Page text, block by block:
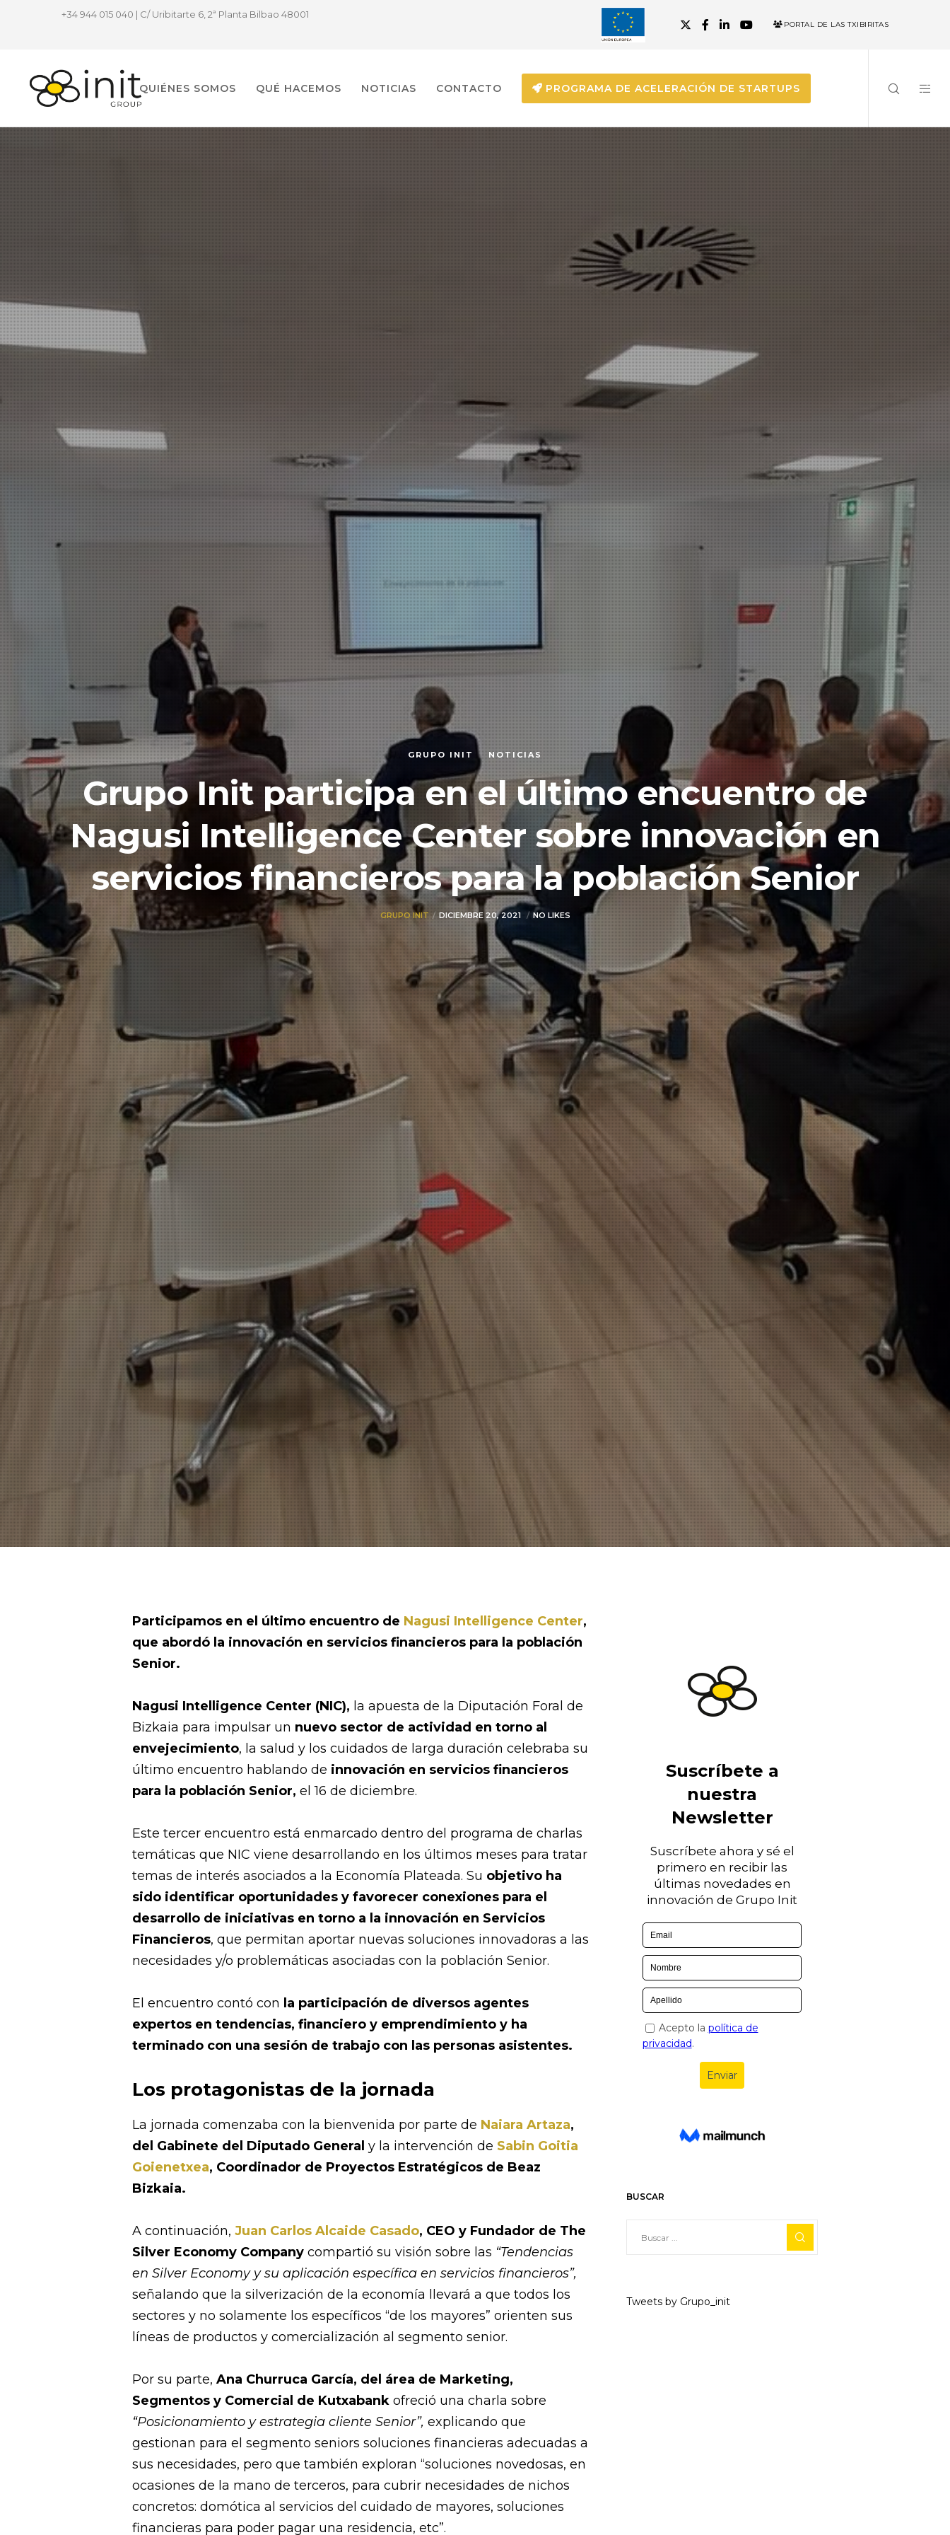
+34 944 015 040 | C/ Uribitarte 6, 2ª Planta Bilbao 48001
PORTAL DE LAS TXIBIRITAS
QUIÉNES SOMOS QUÉ HACEMOS NOTICIAS CONTACTO PROGRAMA DE ACELERACIÓN DE STARTUPS
GRUPO INIT NOTICIAS
Grupo Init participa en el último encuentro de
Nagusi Intelligence Center sobre innovación en
servicios financieros para la población Senior
GRUPO INIT DICIEMBRE 20, 2021 NO LIKES
Participamos en el último encuentro de Nagusi Intelligence Center,
que abordó la innovación en servicios financieros para la población
Senior.
Nagusi Intelligence Center (NIC), la apuesta de la Diputación Foral de
Bizkaia para impulsar un nuevo sector de actividad en torno al
envejecimiento, la salud y los cuidados de larga duración celebraba su
último encuentro hablando de innovación en servicios financieros
para la población Senior, el 16 de diciembre.
Este tercer encuentro está enmarcado dentro del programa de charlas
temáticas que NIC viene desarrollando en los últimos meses para tratar
temas de interés asociados a la Economía Plateada. Su objetivo ha
sido identificar oportunidades y favorecer conexiones para el
desarrollo de iniciativas en torno a la innovación en Servicios
Financieros, que permitan aportar nuevas soluciones innovadoras a las
necesidades y/o problemáticas asociadas con la población Senior.
El encuentro contó con la participación de diversos agentes
expertos en tendencias, financiero y emprendimiento y ha
terminado con una sesión de trabajo con las personas asistentes.
Los protagonistas de la jornada
La jornada comenzaba con la bienvenida por parte de Naiara Artaza,
del Gabinete del Diputado General y la intervención de Sabin Goitia
Goienetxea, Coordinador de Proyectos Estratégicos de Beaz
Bizkaia.
A continuación, Juan Carlos Alcaide Casado, CEO y Fundador de The
Silver Economy Company compartió su visión sobre las “Tendencias
en Silver Economy y su aplicación específica en servicios financieros”,
señalando que la silverización de la economía llevará a que todos los
sectores y no solamente los específicos “de los mayores” orienten sus
líneas de productos y comercialización al segmento senior.
Por su parte, Ana Churruca García, del área de Marketing,
Segmentos y Comercial de Kutxabank ofreció una charla sobre
“Posicionamiento y estrategia cliente Senior”, explicando que
gestionan para el segmento seniors soluciones financieras adecuadas a
sus necesidades, pero que también exploran “soluciones novedosas, en
ocasiones de la mano de terceros, para cubrir necesidades de nichos
concretos: domótica al servicios del cuidado de mayores, soluciones
financieras para poder pagar una residencia, etc”.
BUSCAR
Tweets by Grupo_init